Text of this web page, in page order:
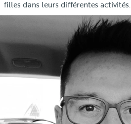
filles dans leurs différentes activités.